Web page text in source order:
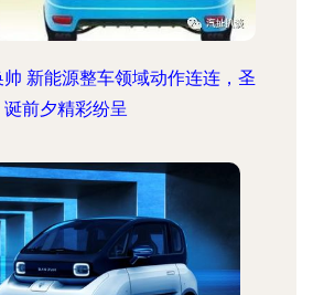
新能源整车领域动作连连，圣
诞前夕精彩纷呈